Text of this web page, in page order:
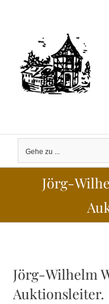
Gehe zu ...
Jörg-
Jörg-Wilhelm
Auktionsleiter.